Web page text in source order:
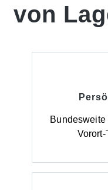
von
Bundesweite